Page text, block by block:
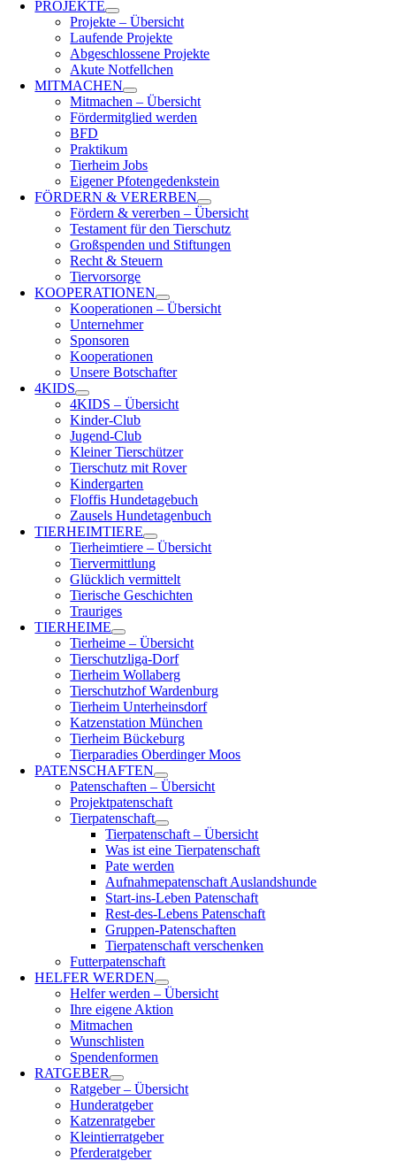
PROJEKTE
Projekte – Übersicht
Laufende Projekte
Abgeschlossene Projekte
Akute Notfellchen
MITMACHEN
Mitmachen – Übersicht
Fördermitglied werden
BFD
Praktikum
Tierheim Jobs
Eigener Pfotengedenkstein
FÖRDERN & VERERBEN
Fördern & vererben – Übersicht
Testament für den Tierschutz
Großspenden und Stiftungen
Recht & Steuern
Tiervorsorge
KOOPERATIONEN
Kooperationen – Übersicht
Unternehmer
Sponsoren
Kooperationen
Unsere Botschafter
4KIDS
4KIDS – Übersicht
Kinder-Club
Jugend-Club
Kleiner Tierschützer
Tierschutz mit Rover
Kindergarten
Floffis Hundetagebuch
Zausels Hundetagenbuch
TIERHEIMTIERE
Tierheimtiere – Übersicht
Tiervermittlung
Glücklich vermittelt
Tierische Geschichten
Trauriges
TIERHEIME
Tierheime – Übersicht
Tierschutzliga-Dorf
Tierheim Wollaberg
Tierschutzhof Wardenburg
Tierheim Unterheinsdorf
Katzenstation München
Tierheim Bückeburg
Tierparadies Oberdinger Moos
PATENSCHAFTEN
Patenschaften – Übersicht
Projektpatenschaft
Tierpatenschaft
Tierpatenschaft – Übersicht
Was ist eine Tierpatenschaft
Pate werden
Aufnahmepatenschaft Auslandshunde
Start-ins-Leben Patenschaft
Rest-des-Lebens Patenschaft
Gruppen-Patenschaften
Tierpatenschaft verschenken
Futterpatenschaft
HELFER WERDEN
Helfer werden – Übersicht
Ihre eigene Aktion
Mitmachen
Wunschlisten
Spendenformen
RATGEBER
Ratgeber – Übersicht
Hunderatgeber
Katzenratgeber
Kleintierratgeber
Pferderatgeber